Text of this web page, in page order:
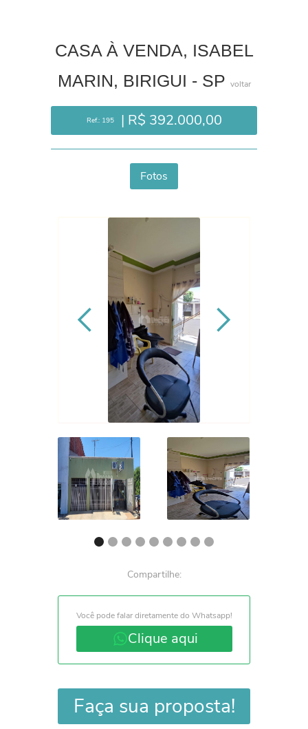
CASA À VENDA, ISABEL
MARIN, BIRIGUI - SP voltar
Ref.: 195 | R$ 392.000,00
Fotos
Compartilhe:
Você pode falar diretamente do Whatsapp!
Clique aqui
Faça sua proposta!